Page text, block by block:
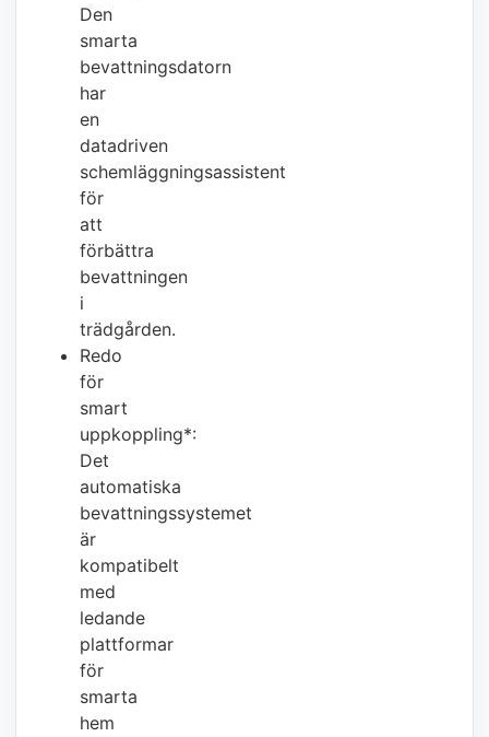
Den
smarta
bevattningsdatorn
har
en
datadriven
schemläggningsassistent
för
att
förbättra
bevattningen
i
trädgården.
Redo
för
smart
uppkoppling*:
Det
automatiska
bevattningssystemet
är
kompatibelt
med
ledande
plattformar
för
smarta
hem